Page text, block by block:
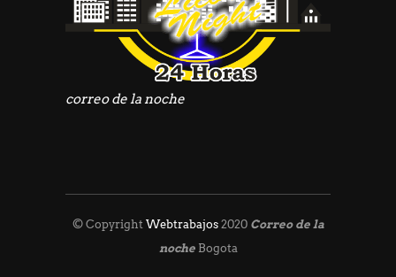
correo de la noche
© Copyright Webtrabajos2020 Correo de la
nocheBogota